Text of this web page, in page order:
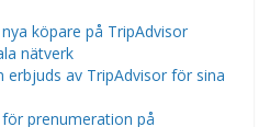
köpare på TripAdvisor
nätverk
av TripAdvisor för sina
prenumeration på